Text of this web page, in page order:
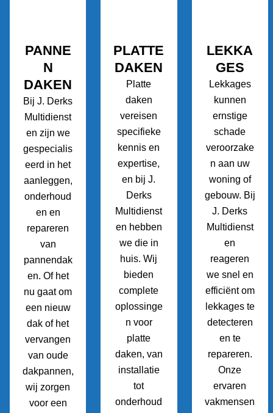
PANNE
N
DAKEN
Bij J. Derks
Multidienst
en zijn we
gespecialis
eerd in het
aanleggen,
onderhoud
en en
repareren
van
pannendak
en. Of het
nu gaat om
een nieuw
dak of het
vervangen
van oude
dakpannen,
wij zorgen
voor een
PLATTE
DAKEN
Platte
daken
vereisen
specifieke
kennis en
expertise,
en bij J.
Derks
Multidienst
en hebben
we die in
huis. Wij
bieden
complete
oplossinge
n voor
platte
daken, van
installatie
tot
onderhoud
LEKKA
GES
Lekkages
kunnen
ernstige
schade
veroorzake
n aan uw
woning of
gebouw. Bij
J. Derks
Multidienst
en
reageren
we snel en
efficiënt om
lekkages te
detecteren
en te
repareren.
Onze
ervaren
vakmensen